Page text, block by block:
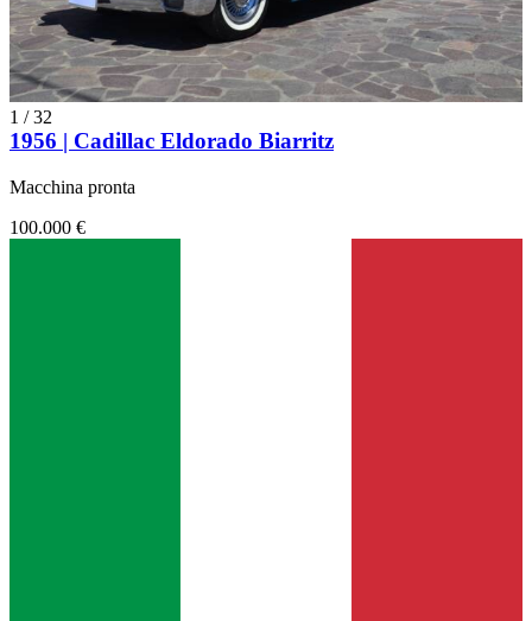
1 /32
1956 | Cadillac Eldorado Biarritz
Macchina pronta
100.000 €